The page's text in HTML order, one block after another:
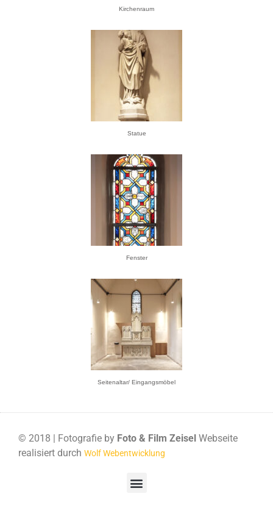
Kirchenraum
Statue
Fenster
Seitenaltar/ Eingangsmöbel
© 2018 | Fotografie by Foto & Film Zeisel Webseite
realisiert durch Wolf Webentwicklung